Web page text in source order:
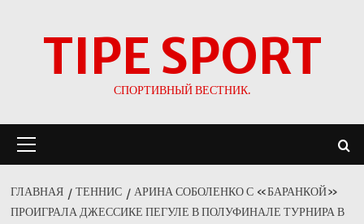
TIPE SPORT
СПОРТИВНЫЙ ВЕСТНИК.
меню
ГЛАВНАЯ ТЕННИС
АРИНА СОБОЛЕНКО С «БАРАНКОЙ»
ПРОИГРАЛА ДЖЕССИКЕ ПЕГУЛЕ В ПОЛУФИНАЛЕ ТУРНИРА В